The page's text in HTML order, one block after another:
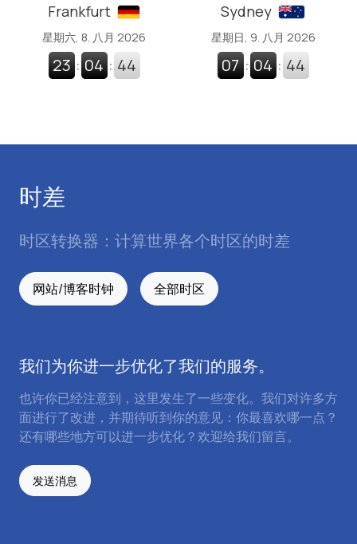
Frankfurt
星期六, 8. 八月 2026
23 : 04 : 44
Sydney
星期日, 9. 八月 2026
07 : 04 : 44
时差
时区转换器：计算世界各个时区的时差
网站/博客时钟 全部时区
我们为你进一步优化了我们的服务。
也许你已经注意到，这里发生了一些变化。我们对许多方
面进行了改进，并期待听到你的意见：你最喜欢哪一点？
还有哪些地方可以进一步优化？欢迎给我们留言。
发送消息